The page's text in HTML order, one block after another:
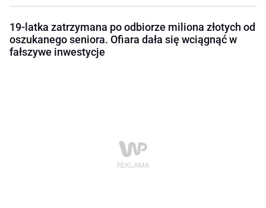
19-latka zatrzymana po odbiorze miliona złotych od
oszukanego seniora. Ofiara dała się wciągnąć w
fałszywe inwestycje